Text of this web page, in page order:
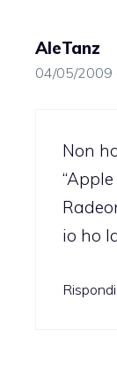
AleTanz
04/05/2009
Non
io ho
Rispondi